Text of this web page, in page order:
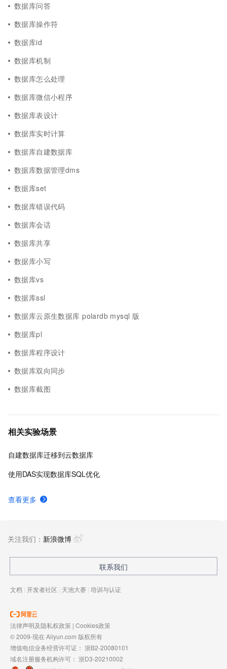
数据库问答
数据库操作符
数据库id
数据库机制
数据库怎么处理
数据库微信小程序
数据库表设计
数据库实时计算
数据库自建数据库
数据库数据管理dms
数据库set
数据库错误代码
数据库会话
数据库共享
数据库小写
数据库vs
数据库ssl
数据库云原生数据库 polardb mysql 版
数据库pl
数据库程序设计
数据库双向同步
数据库截图
相关实验场景
自建数据库迁移到云数据库
使用DAS实现数据库SQL优化
查看更多
关注我们： 新浪微博
联系我们
文档 | 开发者社区 | 天池大赛 | 培训与认证
法律声明及隐私权政策 | Cookies政策
© 2009-现在 Aliyun.com 版权所有
增值电信业务经营许可证： 浙B2-20080101
域名注册服务机构许可： 浙D3-20210002